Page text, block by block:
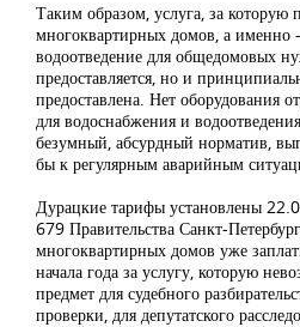
Таким образом, услуга, за которую
многоквартирных домов, а
водоотведение для общедомовых
предоставляется, но и
предоставлена. Нет оборудования
для водоснабжения и
безумный, абсурдный норматив,
бы к регулярным аварийным
Дурацкие тарифы установлены
679 Правительства Санкт-
многоквартирных домов уже
начала года за услугу, которую
предмет для судебного
проверки, для депутатского